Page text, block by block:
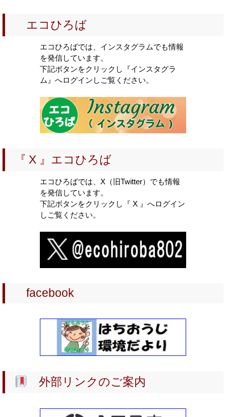
2025-11-27
2025年度八王子市自然体験講座予定表
2025-09-10
2025年度 ダンボールコンポスト講習会日程表
2025年度 環境教育支援
2025-05-14
2025年第2期環境学習サポーター養成講座
2025年第1期環境学習サポーター養成講座
2024-12-20
令和６年度環境教育・ESD実践動画100選・中央地区環境市
2024-12-13
西部地区環境市民会議ホームページ・オープン
東南部地区環境市民会議ホームページ・オープン
2024 川の学習サポーター 養成講座（第2期）
2024 川の学習サポーター 養成講座（第1期）
《 オンエア 》2024年2月毎月曜日・八王子FMーぜひご聴取
2023-05-19
2023-04-25
エコひろば
エコひろばでは、インスタグラムでも情報
を発信しています。
下記ボタンをクリックし『インスタグラ
ム』へログインしご覧ください。
『 X 』エコひろば
エコひろばでは、X（旧Twitter）でも情報
を発信しています。
下記ボタンをクリックし『 X 』へログイン
しご覧ください。
facebook
外部リンクのご案内